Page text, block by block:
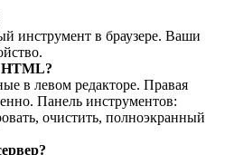
инструмент в браузере. Ваши
HTML?
в левом редакторе. Правая
Панель инструментов:
очистить, полноэкранный